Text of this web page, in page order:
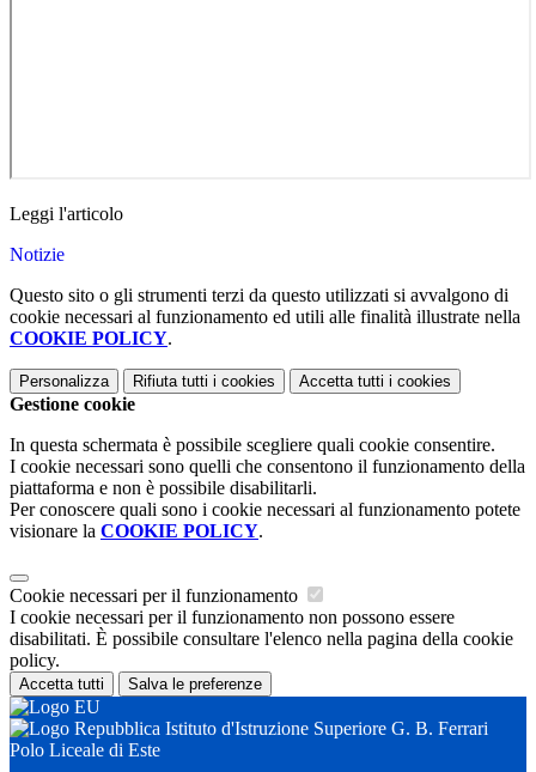
Leggi l'articolo
Notizie
Questo sito o gli strumenti terzi da questo utilizzati si avvalgono di
cookie necessari al funzionamento ed utili alle finalità illustrate nella
COOKIE POLICY.
Personalizza Rifiuta tutti i cookies Accetta tutti i cookies
Gestione cookie
In questa schermata è possibile scegliere quali cookie consentire.
I cookie necessari sono quelli che consentono il funzionamento della
piattaforma e non è possibile disabilitarli.
Per conoscere quali sono i cookie necessari al funzionamento potete
visionare la COOKIE POLICY.
Cookie necessari per il funzionamento
I cookie necessari per il funzionamento non possono essere
disabilitati. È possibile consultare l'elenco nella pagina della cookie
policy.
Accetta tutti Salva le preferenze
Istituto d'Istruzione Superiore G. B. Ferrari
Polo Liceale di Este